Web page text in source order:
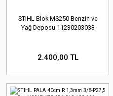
STIHL Blok MS250 Benzin ve
Yağ Deposu 11230203033
2.400,00 TL